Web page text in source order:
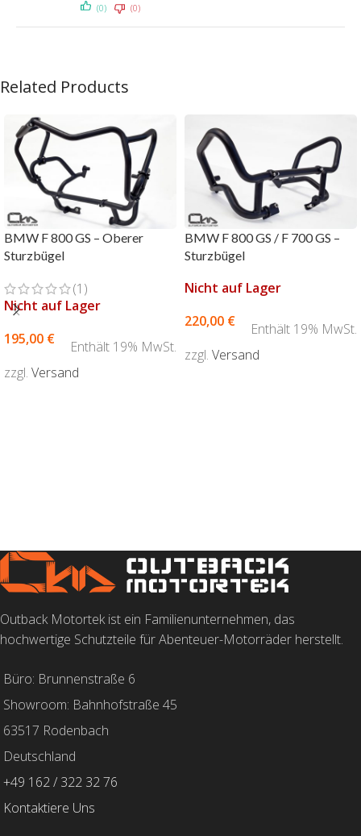
(0) (0)
Related Products
BMW F 800 GS – Oberer
Sturzbügel
(1)
Nicht auf Lager
195,00 €
Enthält 19% MwSt.
zzgl. Versand
BMW F 800 GS / F 700 GS –
Sturzbügel
Nicht auf Lager
220,00 €
Enthält 19% MwSt.
zzgl. Versand
Outback Motortek ist ein Familienunternehmen, das
hochwertige Schutzteile für Abenteuer-Motorräder herstellt.
Büro: Brunnenstraße 6
Showroom: Bahnhofstraße 45
63517 Rodenbach
Deutschland
+49 162 / 322 32 76
Kontaktiere Uns